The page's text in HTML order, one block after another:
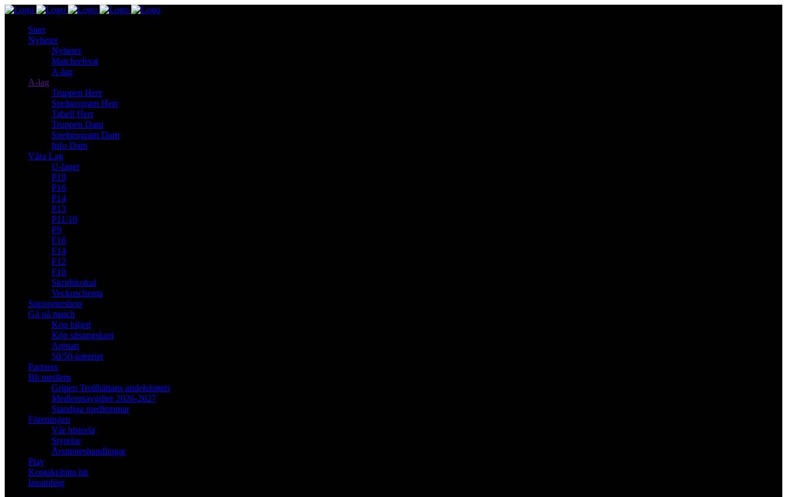
Start
Nyheter
Nyheter
Matchreferat
A-lag
A-lag
Truppen Herr
Spelprogram Herr
Tabell Herr
Truppen Dam
Spelprogram Dam
Info Dam
Våra Lag
U-laget
P19
P16
P14
P13
P11/10
P9
F16
F14
F12
F10
Skridskokul
Veckoschema
Supportershop
Gå på match
Köp biljett
Köp säsongskort
Arenan
50/50-lotteriet
Partners
Bli medlem
Gripen Trollhättans andelslotteri
Medlemsavgifter 2026-2027
Ständiga medlemmar
Föreningen
Vår historia
Styrelse
Årsmöteshandlingar
Play
Kontakt/hitta hit
Insamling